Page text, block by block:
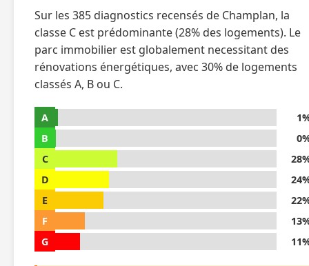
Sur les 385 diagnostics recensés de Champlan, la
classe C est prédominante (28% des logements). Le
parc immobilier est globalement necessitant des
rénovations énergétiques, avec 30% de logements
classés A, B ou C.
A
B
C
D
E
F
G